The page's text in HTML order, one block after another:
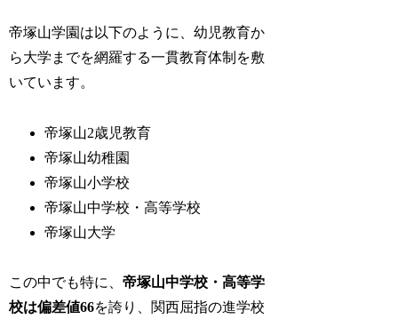
帝塚山学園は以下のように、幼児教育か
ら大学までを網羅する一貫教育体制を敷
いています。
帝塚山2歳児教育
帝塚山幼稚園
帝塚山小学校
帝塚山中学校・高等学校
帝塚山大学
この中でも特に、帝塚山中学校・高等学
校は偏差値66を誇り、関西屈指の進学校